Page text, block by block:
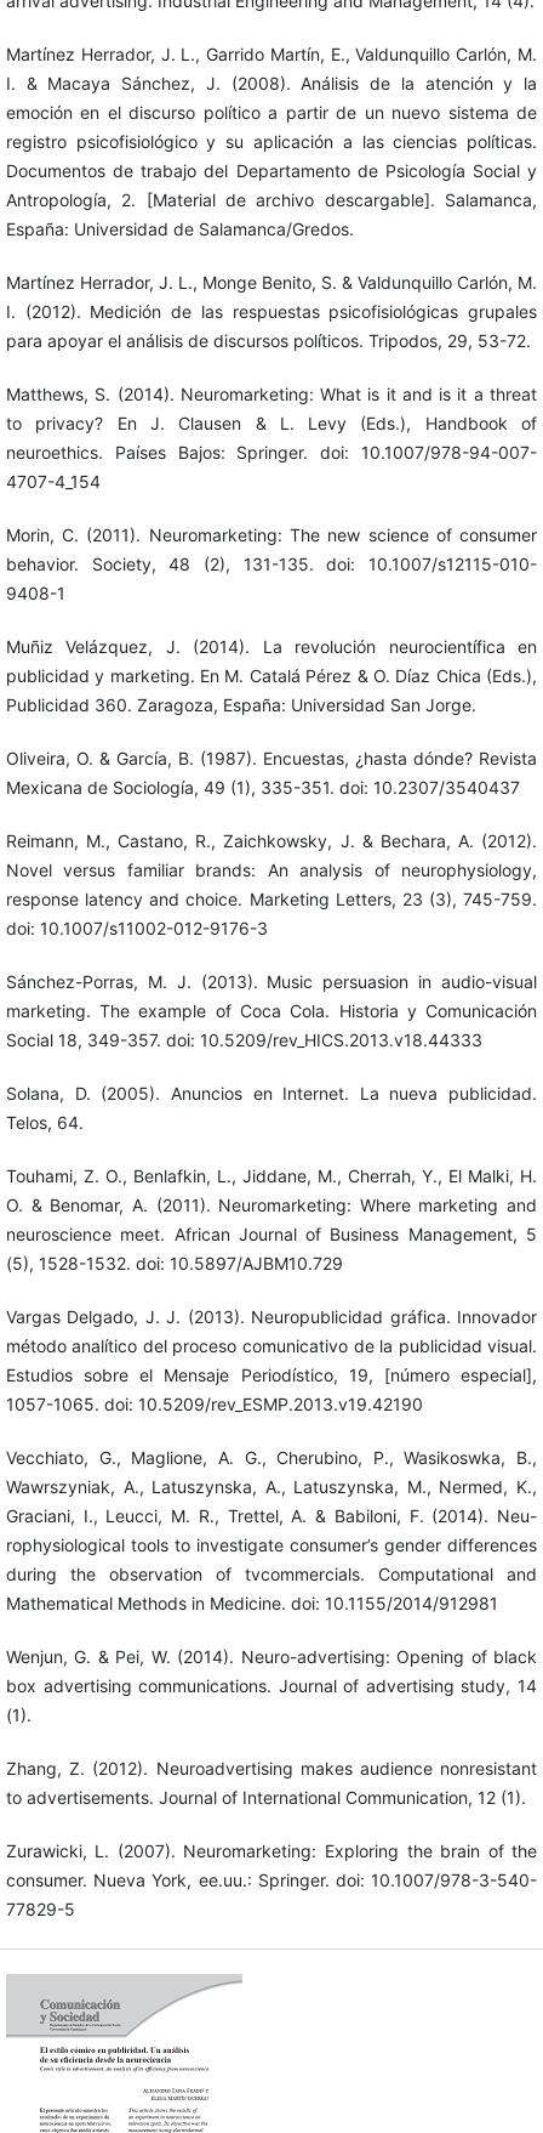
Martínez Herrador, J. L., Garrido Martín, E., Valdunquillo Carlón, M.
I. & Macaya Sánchez, J. (2008). Análisis de la atención y la
emoción en el discurso político a partir de un nuevo sistema de
registro psicofisiológico y su aplicación a las ciencias políticas.
Documentos de trabajo del Departamento de Psicología Social y
Antropología, 2. [Material de archivo descargable]. Salamanca,
España: Universidad de Salamanca/Gredos.
Martínez Herrador, J. L., Monge Benito, S. & Valdunquillo Carlón, M.
I. (2012). Medición de las respuestas psicofisiológicas grupales
para apoyar el análisis de discursos políticos. Tripodos, 29, 53-72.
Matthews, S. (2014). Neuromarketing: What is it and is it a threat
to privacy? En J. Clausen & L. Levy (Eds.), Handbook of
neuroethics. Países Bajos: Springer. doi: 10.1007/978-94-007-
4707-4_154
Morin, C. (2011). Neuromarketing: The new science of consumer
behavior. Society, 48 (2), 131-135. doi: 10.1007/s12115-010-
9408-1
Muñiz Velázquez, J. (2014). La revolución neurocientífica en
publicidad y marketing. En M. Catalá Pérez & O. Díaz Chica (Eds.),
Publicidad 360. Zaragoza, España: Universidad San Jorge.
Oliveira, O. & García, B. (1987). Encuestas, ¿hasta dónde? Revista
Mexicana de Sociología, 49 (1), 335-351. doi: 10.2307/3540437
Reimann, M., Castano, R., Zaichkowsky, J. & Bechara, A. (2012).
Novel versus familiar brands: An analysis of neurophysiology,
response latency and choice. Marketing Letters, 23 (3), 745-759.
doi: 10.1007/s11002-012-9176-3
Sánchez-Porras, M. J. (2013). Music persuasion in audio-visual
marketing. The example of Coca Cola. Historia y Comunicación
Social 18, 349-357. doi: 10.5209/rev_HICS.2013.v18.44333
Solana, D. (2005). Anuncios en Internet. La nueva publicidad.
Telos, 64.
Touhami, Z. O., Benlafkin, L., Jiddane, M., Cherrah, Y., El Malki, H.
O. & Benomar, A. (2011). Neuromarketing: Where marketing and
neuroscience meet. African Journal of Business Management, 5
(5), 1528-1532. doi: 10.5897/AJBM10.729
Vargas Delgado, J. J. (2013). Neuropublicidad gráfica. Innovador
método analítico del proceso comunicativo de la publicidad visual.
Estudios sobre el Mensaje Periodístico, 19, [número especial],
1057-1065. doi: 10.5209/rev_ESMP.2013.v19.42190
Vecchiato, G., Maglione, A. G., Cherubino, P., Wasikoswka, B.,
Wawrszyniak, A., Latuszynska, A., Latuszynska, M., Nermed, K.,
Graciani, I., Leucci, M. R., Trettel, A. & Babiloni, F. (2014). Neu-
rophysiological tools to investigate consumer’s gender differences
during the observation of tvcommercials. Computational and
Mathematical Methods in Medicine. doi: 10.1155/2014/912981
Wenjun, G. & Pei, W. (2014). Neuro-advertising: Opening of black
box advertising communications. Journal of advertising study, 14
(1).
Zhang, Z. (2012). Neuroadvertising makes audience nonresistant
to advertisements. Journal of International Communication, 12 (1).
Zurawicki, L. (2007). Neuromarketing: Exploring the brain of the
consumer. Nueva York, ee.uu.: Springer. doi: 10.1007/978-3-540-
77829-5